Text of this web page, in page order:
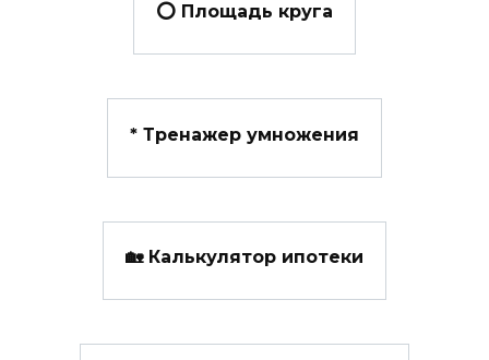
⭕ Площадь круга
*️ Тренажер умножения
🏡 Калькулятор ипотеки